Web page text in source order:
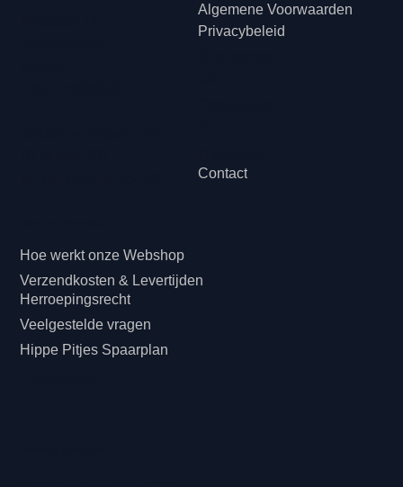
Hoe werkt onze Webshop
Veelgestelde vragen
Verzendkosten & Levertijden
Herroepingsrecht
Hippe Pitjes Spaarplan
Algemene Voorwaarden
Privacybeleid
Contact